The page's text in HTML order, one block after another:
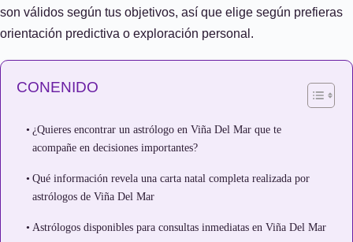
son válidos según tus objetivos, así que elige según prefieras
orientación predictiva o exploración personal.
CONENIDO
¿Quieres encontrar un astrólogo en Viña Del Mar que te
acompañe en decisiones importantes?
Qué información revela una carta natal completa realizada por
astrólogos de Viña Del Mar
Astrólogos disponibles para consultas inmediatas en Viña Del Mar